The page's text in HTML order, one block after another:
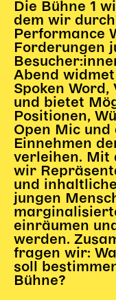
Die Bühne 1
dem wir durch
Performance
Forderungen
Abend
Spoken Word,
und bietet
Positionen,
Open Mic und
Einnehmen
verleihen. Mit
wir
und
jungen
einräumen
werden.
fragen wir:
soll
Bühne?